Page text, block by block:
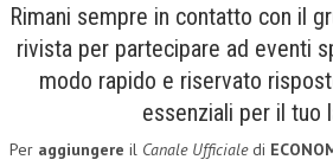
INTERNAZIONALIZZAZIONE
HUMAN RESOURCES
RISORSE UMANE
MARKETING
Rimani sempre in contatto con il
rivista per partecipare ad eventi
modo rapido e riservato
essenziali per il tuo
Per aggiungere il Canale Ufficialedi